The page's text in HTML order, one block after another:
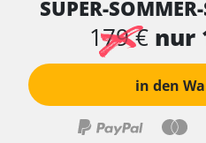
Wischersteuerung
Xenon links
Xenon rechts
Zentrale Bedieneinheit
Zentralelektronik
Zentralelektronik hinten
Zentralelektronik vorne
SUPER-
179 € nur
in den